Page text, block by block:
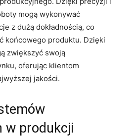
mogą wykonywać​
z ‍dużą dokładnością, co⁢
końcowego‍ produktu. Dzięki⁢
zwiększyć swoją
oferując klientom
jakości.
w ‍produkcji